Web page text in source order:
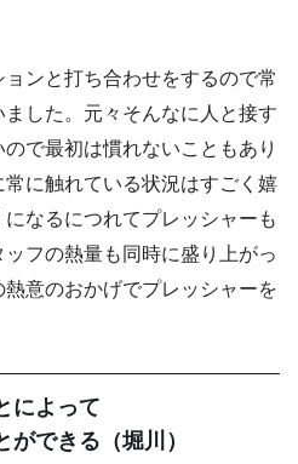
ンと打ち合わせをするので常
した。元々そんなに人と接す
で最初は慣れないこともあり
に触れている状況はすごく嬉
なるにつれてプレッシャーも
フの熱量も同時に盛り上がっ
意のおかげでプレッシャーを
によって
できる（堀川）